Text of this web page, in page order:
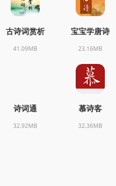
古诗词赏析
41.09MB
宝宝学唐诗
23.16MB
诗词通
32.92MB
慕诗客
32.36MB